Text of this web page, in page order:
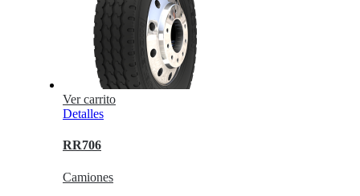
Ver carrito
Detalles
RR706
Camiones